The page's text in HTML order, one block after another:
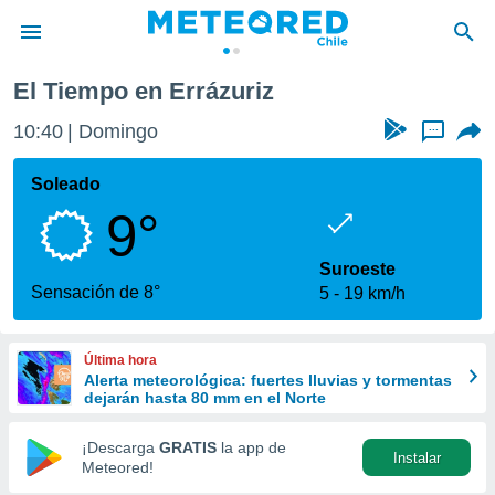
de
por
que se
calidad.
a este
las
y
forma
digital
basada
El Tiempo en Errázuriz
10:40 Domingo ...
Soleado
9°
Sensación de 8°
Suroeste
5
19 km/h
Última hora
Alerta meteorológica: fuertes lluvias y tormentas
dejarán hasta 80 mm en el Norte
¡Descarga GRATIS la app de
Meteored!
Instalar